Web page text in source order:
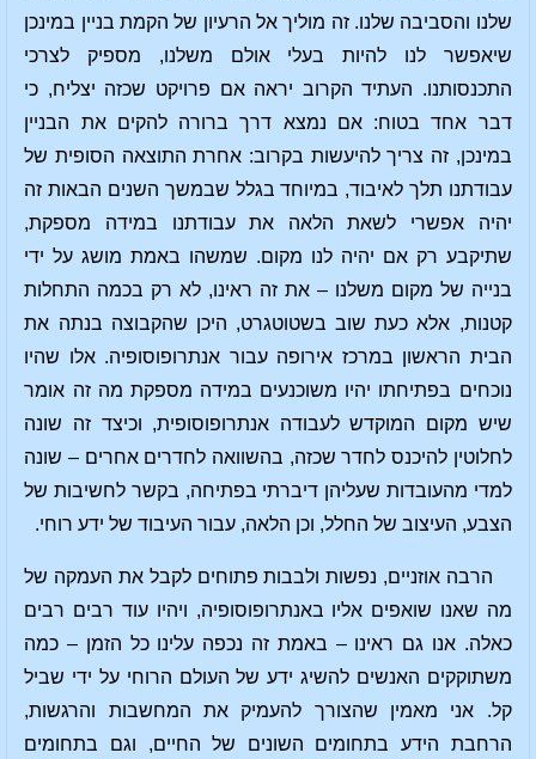
שלנו והסביבה שלנו. זה מוליך אל הרעיון של הקמת בניין במינכן
שיאפשר לנו להיות בעלי אולם משלנו, מספיק לצרכי
התכנסותנו. העתיד הקרוב יראה אם פרויקט שכזה יצליח, כי
דבר אחד בטוח: אם נמצא דרך ברורה להקים את הבניין
במינכן, זה צריך להיעשות בקרוב: אחרת התוצאה הסופית של
עבודתנו תלך לאיבוד, במיוחד בגלל שבמשך השנים הבאות זה
יהיה אפשרי לשאת הלאה את עבודתנו במידה מספקת,
שתיקבע רק אם יהיה לנו מקום. שמשהו באמת מושג על ידי
בנייה של מקום משלנו – את זה ראינו, לא רק בכמה התחלות
קטנות, אלא כעת שוב בשטוטגרט, היכן שהקבוצה בנתה את
הבית הראשון במרכז אירופה עבור אנתרופוסופיה. אלו שהיו
נוכחים בפתיחתו יהיו משוכנעים במידה מספקת מה זה אומר
שיש מקום המוקדש לעבודה אנתרופוסופית, וכיצד זה שונה
לחלוטין להיכנס לחדר שכזה, בהשוואה לחדרים אחרים – שונה
למדי מהעובדות שעליהן דיברתי בפתיחה, בקשר לחשיבות של
הצבע, העיצוב של החלל, וכן הלאה, עבור העיבוד של ידע רוחי.
הרבה אוזניים, נפשות ולבבות פתוחים לקבל את העמקה של
מה שאנו שואפים אליו באנתרופוסופיה, ויהיו עוד רבים רבים
כאלה. אנו גם ראינו – באמת זה נכפה עלינו כל הזמן – כמה
משתוקקים האנשים להשיג ידע של העולם הרוחי על ידי שביל
קל. אני מאמין שהצורך להעמיק את המחשבות והרגשות,
הרחבת הידע בתחומים השונים של החיים, וגם בתחומים